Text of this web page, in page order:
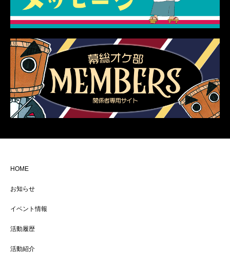
HOME
お知らせ
イベント情報
活動履歴
活動紹介